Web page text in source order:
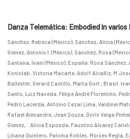
Danza Telemática: Embodied in varios
Sánchez, Rebeca (México); Sánchez, Alicia
Gómez, Antonio I. (México); Sánchez, Rosa
Santana, Ivani (México); España: Rosa Sánchez,
Koniclab, Victoria Macarte, Adolf Alcañiz,
Ballester, Gerard Castillo, Marta Gort. ; Brasil:
Santo, Luiz Naveda, Felipe André Florentino,
Pedro Lacerda, Antonio Cezar Lima, Valdinei
Rafael Alexandre, Jean Souza, Doris Veiga
Gómez, Alicia Esponda, Faustino Álvarez
Liliana Quintero, Paloma Robles, Moises Regla,